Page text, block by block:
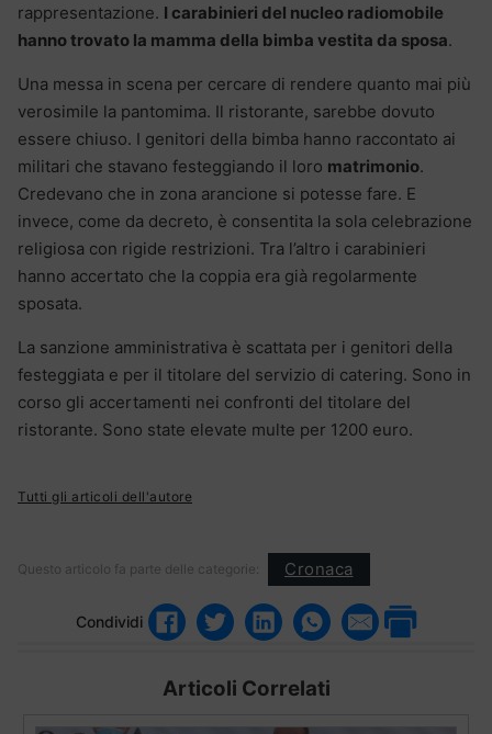
rappresentazione. I carabinieri del nucleo radiomobile
hanno trovato la mamma della bimba vestita da sposa.
Una messa in scena per cercare di rendere quanto mai più
verosimile la pantomima. Il ristorante, sarebbe dovuto
essere chiuso. I genitori della bimba hanno raccontato ai
militari che stavano festeggiando il loro matrimonio.
Credevano che in zona arancione si potesse fare. E
invece, come da decreto, è consentita la sola celebrazione
religiosa con rigide restrizioni. Tra l’altro i carabinieri
hanno accertato che la coppia era già regolarmente
sposata.
La sanzione amministrativa è scattata per i genitori della
festeggiata e per il titolare del servizio di catering. Sono in
corso gli accertamenti nei confronti del titolare del
ristorante. Sono state elevate multe per 1200 euro.
Tutti gli articoli dell'autore
Questo articolo fa parte delle categorie: Cronaca
Condividi
Articoli Correlati